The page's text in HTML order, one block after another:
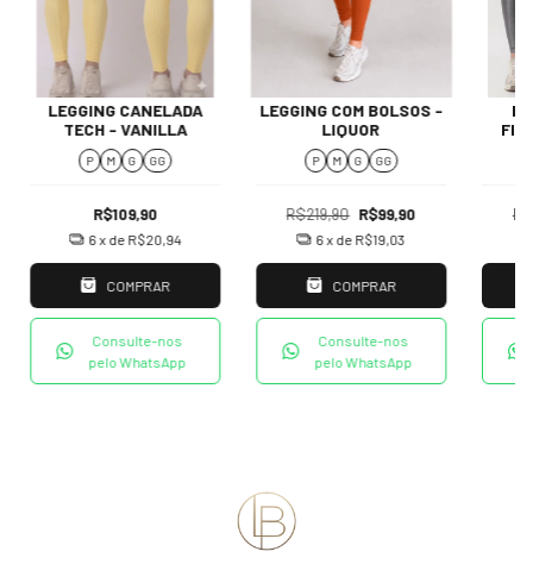
LEGGING CANELADA
TECH - VANILLA
P M G GG
R$109,90
6x de R$20,94
COMPRAR
Consulte-nos
pelo WhatsApp
LEGGING COM BOLSOS -
LIQUOR
P M G GG
R$219,90 R$99,90
6 x de R$19,03
COMPRAR
Consulte-nos
pelo WhatsApp